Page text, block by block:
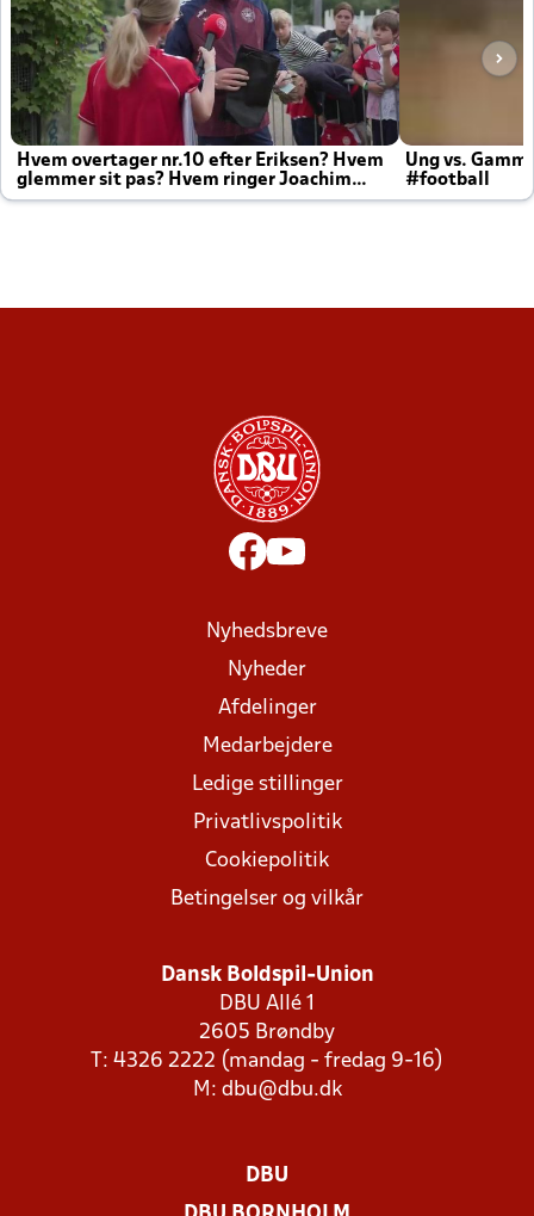
Hvem overtager nr.10 efter Eriksen? Hvem
glemmer sit pas? Hvem ringer Joachim
altid til efter kampe?
Ung vs.
#football
Nyhedsbreve
Nyheder
Afdelinger
Medarbejdere
Ledige stillinger
Privatlivspolitik
Cookiepolitik
Betingelser og vilkår
Dansk Boldspil-Union
DBU Allé 1
2605 Brøndby
T: 4326 2222 (mandag - fredag 9-16)
M: dbu@dbu.dk
DBU